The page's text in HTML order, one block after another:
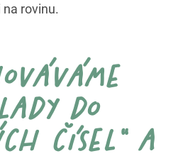
rovinu.
do
čísel“ a